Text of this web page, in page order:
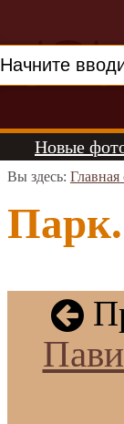
Новые
Вы здесь: Главная